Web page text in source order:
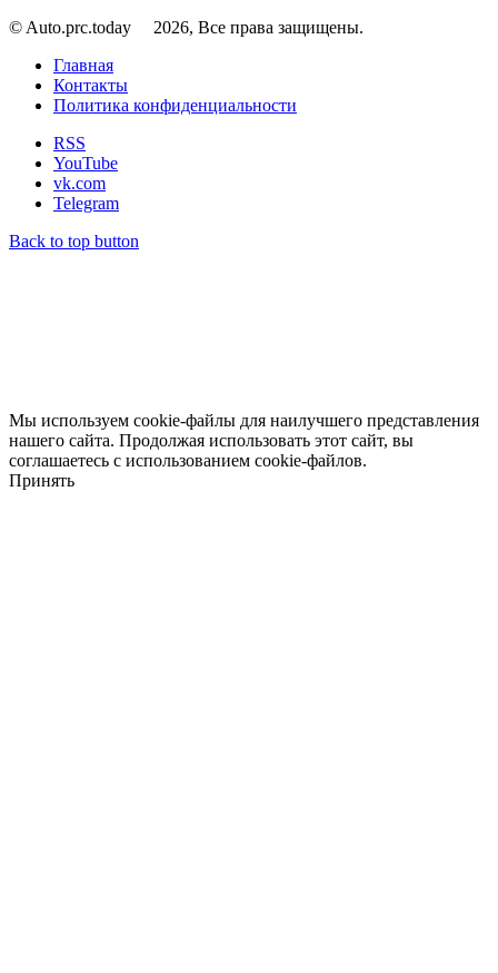
© Auto.prc.today
2026, Все права защищены.
Главная
Контакты
Политика конфиденциальности
RSS
YouTube
vk.com
Telegram
Back to top button
Мы используем cookie-файлы для наилучшего представления
нашего сайта. Продолжая использовать этот сайт, вы
соглашаетесь с использованием cookie-файлов.
Принять